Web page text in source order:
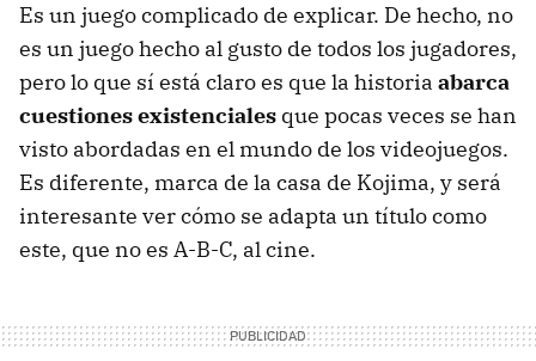
Es un juego complicado de explicar. De hecho, no
es un juego hecho al gusto de todos los jugadores,
pero lo que sí está claro es que la historia abarca
cuestiones existenciales que pocas veces se han
visto abordadas en el mundo de los videojuegos.
Es diferente, marca de la casa de Kojima, y será
interesante ver cómo se adapta un título como
este, que no es A-B-C, al cine.